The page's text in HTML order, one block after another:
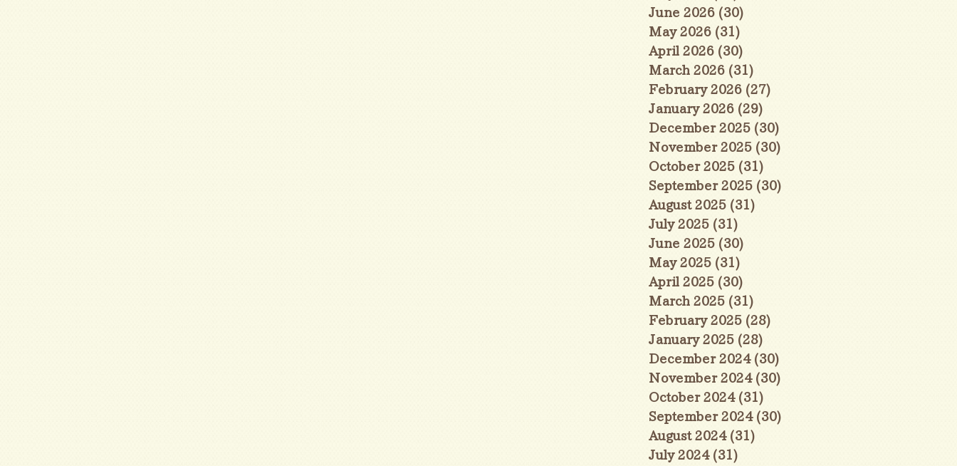
June 2026 (30)
May 2026 (31)
April 2026 (30)
March 2026 (31)
February 2026 (27)
January 2026 (29)
December 2025 (30)
November 2025 (30)
October 2025 (31)
September 2025 (30)
August 2025 (31)
July 2025 (31)
June 2025 (30)
May 2025 (31)
April 2025 (30)
March 2025 (31)
February 2025 (28)
January 2025 (28)
December 2024 (30)
November 2024 (30)
October 2024 (31)
September 2024 (30)
August 2024 (31)
July 2024 (31)